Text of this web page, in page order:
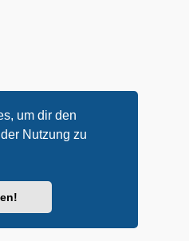
um dir den
Nutzung zu